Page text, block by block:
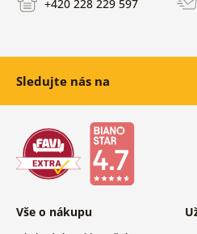
+420 228 229 597
Sledujte nás na
Vše o nákupu